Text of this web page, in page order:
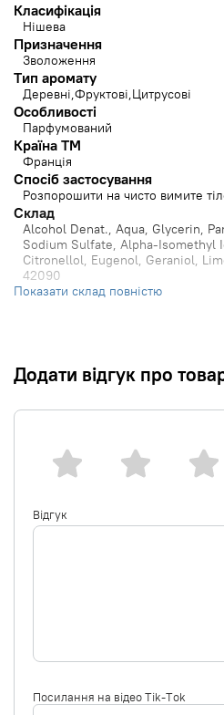
Класифікація
Нішева
Призначення
Зволоження
Тип аромату
Деревні Фруктові Цитрусові
Особливості
Парфумований
Країна ТМ
Франція
Спосіб застосування
Розпорошити на чисто вимите
Cклад
Alcohol Denat., Aqua, Glycerin,
Sodium Sulfate, Alpha-Isomethyl
Citronellol, Eugenol, Geraniol,
42090
Показати склад повністю
Додати відгук про
Відгук
Посилання на відео Tik-Tok